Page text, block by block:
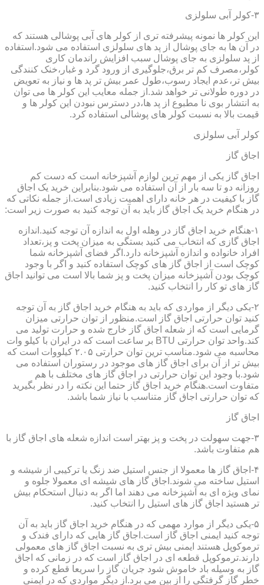
۳-کولر آبی سلولزی
این کولر ها نمونه پیشرفته تری از کولر های آبی پوشالی هستند که
در آن ها به جای پوشال از پد های سلولزی استفاده می شود.استفاده
از پد سلولزی به جای پوشال سبب افزایش راندمان کاری
کولر،مصرف کم تر برق،جلوگیری از ورود گرد و غبار،خنک کنندگی
بیش تر،عدم ایجاد رسوب،طول عمر بیش تر پد ها و نیاز به تعویض
در دوره طولانی تر خواهد شد.از جمله معایب این کولر ها می توان
به انتشار بوی نا مطبوع از پد ها،در دسترس نبودن این کولر ها و
قیمت بالا به نسبت کولر های پوشالی استفاده کرد.
کولر آبی سلولزی
اجاق گاز
اجاق گاز یکی از مهم ترین لوازم آشپزخانه است که دست کم
روزانه دو تا سه بار از آن استفاده می شود.بنابراین خرید یک اجاق
گاز با کیفیت در هر خانه دارای اهمیت زیادی است.از جمله نکاتی که
در هنگام خرید یک اجاق گاز باید به آن توجه کنید به صورت زیر است:
۱-هنگام خرید اجاق گاز در وهله اول به اندازه آن توجه کنید.اندازه
اجاق گازی که انتخاب می کنید بستگی به میزان پخت و پز،تعداد
افراد خانواده و اندازه آشپزخانه دارد.اگر فضای آشپزخانه شما
کوچک است از اجاق گاز های کوچک استفاده کنید و اگر با وجود
کوچک بودن آشپزخانه میزان پخت و پز شما بالا است می توانید اجاق
گاز های تو کار را انتخاب کنید.
۲-یکی دیگر از مواردی که باید به هنگام خرید اجاق گاز به آن توجه
کنید توان حرارتی اجاق گاز است.منظور از توان حرارتی میزان
گرمایی است که از شعله اجاق گاز خارج شده و حرارت تولید می
کند.واحد توان حرارتی BTU بر ساعت است که در ایران با کیلو وات
محاسبه می شود.مناسب ترین توان حرارتی ۲.۰۵ کیلووات است که
بیش تر از آن برای اجاق گاز های موجود در رستوران استفاده می
شود.با وجود این توان حرارتی در اجاق گاز های مختلف با هم
متفاوت است.هنگام خرید اجاق گاز حتما این نکته را در نظر بگیرید
که توان حرارتی اجاق گاز متناسب با نیاز شما باشد.
اجاق گاز
۳-جهت سهولت در پخت و پز بهتر است اندازه شعله های اجاق گاز با
هم متفاوت باشد.
۴-اجاق گاز ها معمولا از جنس استیل ضد زنگ یا ترکیبی از شیشه و
استیل ساخته می شوند.اجاق گاز های شیشه ای معمولا جلوه و
نمای ویژه ای به آشپزخانه می دهند اما اگر به دنبال استحکام بیش
تر هستید اجاق گاز های استیل را انتخاب کنید.
۵-یکی دیگر از موارد مهمی که در هنگام خرید اجاق گاز باید به آن
توجه کنید ایمنی اجاق گاز است.اجاق گاز هایی که دارای فندک و
ترموکوپل هستند ایمنی بیش تری به نسبت اجاق گاز های معمولی
دارند.ترموکوپل قطعه ای در اجاق گاز است که در زمانی که اجاق
گاز به وسیله باد خاموش شود جریان گاز را سریعا قطع کرده و
خطر گاز گرفتگی را از بین می برد.از دیگر مواردی که در ایمنی